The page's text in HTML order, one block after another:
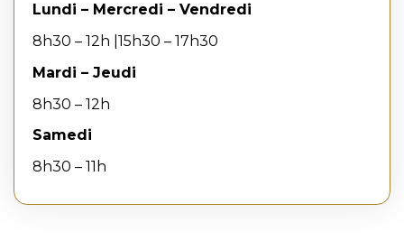
Lundi – Mercredi – Vendredi
8h30 – 12h |15h30 – 17h30
Mardi – Jeudi
8h30 – 12h
Samedi
8h30 – 11h